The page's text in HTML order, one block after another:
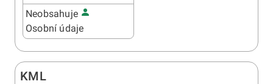
Neobsahuje
Osobní údaje
KML